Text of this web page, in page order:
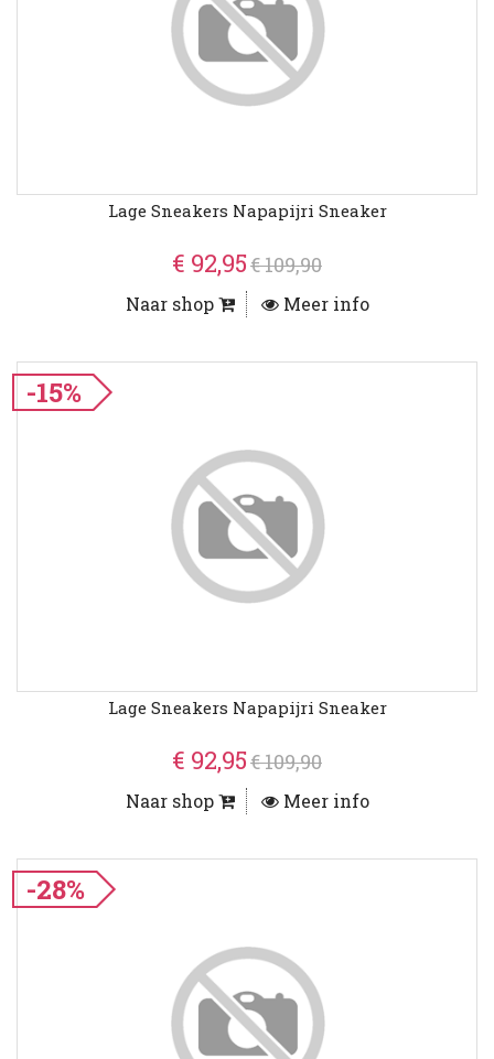
Lage Sneakers Napapijri Sneaker
€ 92,95€ 109,90
Naar shop Meer info
-15%
Lage Sneakers Napapijri Sneaker
€ 92,95€ 109,90
Naar shop Meer info
-28%